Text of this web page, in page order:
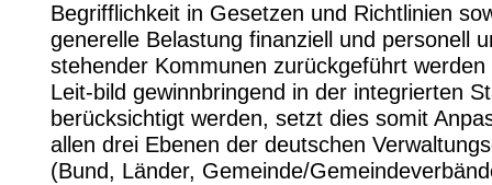
Begrifflichkeit in Gesetzen und Richtlinien
generelle Belastung finanziell und personell
stehender Kommunen zurückgeführt
Leit-bild gewinnbringend in der integrierten
berücksichtigt werden, setzt dies somit
allen drei Ebenen der deutschen
(Bund, Länder, Gemeinde/